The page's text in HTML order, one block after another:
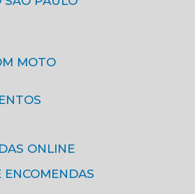
MOTO
ONLINE
ENCOMENDAS